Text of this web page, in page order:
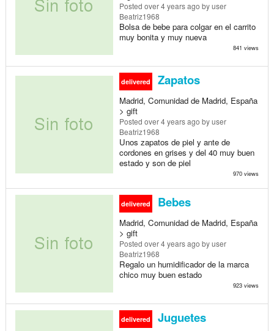
Posted over 4 years ago by user
Beatriz1968
Bolsa de bebe para colgar en el carrito
muy bonita y muy nueva
841 views
delivered Zapatos
Madrid, Comunidad de Madrid, España
> gift
Posted over 4 years ago by user
Beatriz1968
Unos zapatos de piel y ante de
cordones en grises y del 40 muy buen
estado y son de piel
970 views
delivered Bebes
Madrid, Comunidad de Madrid, España
> gift
Posted over 4 years ago by user
Beatriz1968
Regalo un humidificador de la marca
chico muy buen estado
923 views
delivered Juguetes